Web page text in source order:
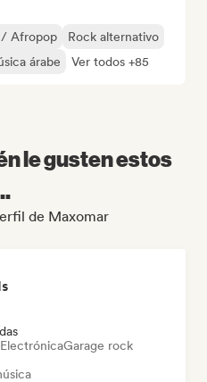
Afropop
Rock alternativo
árabe Ver todos +85
le gusten estos
de Maxomar
ElectrónicaGarage rock